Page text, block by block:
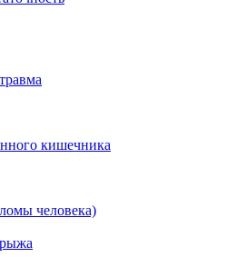
кишечника
человека)